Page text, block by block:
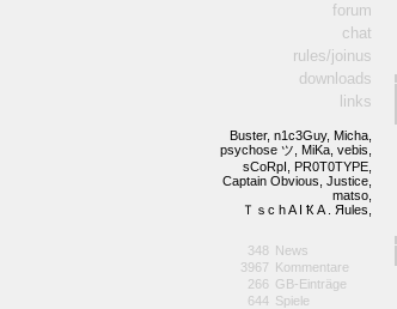
forum
chat
rules/joinus
downloads
links
Buster, n1c3Guy, Micha,
psychose ツ,
MiKa, vebis,
sCoRpI,
PR0T0TYPE,
Captain Obvious, Justice,
matso,
Ｔｓc h A I Ҟ A . Яules,
348 News
3967 Kommentare
266 GB-Einträge
644 Spiele